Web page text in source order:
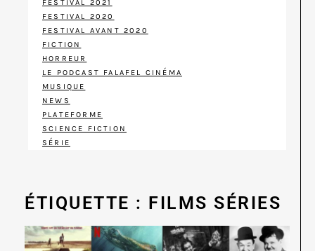
FESTIVAL 2021
FESTIVAL 2020
FESTIVAL AVANT 2020
FICTION
HORREUR
LE PODCAST FALAFEL CINÉMA
MUSIQUE
NEWS
PLATEFORME
SCIENCE FICTION
SÉRIE
ÉTIQUETTE : FILMS SÉRIES